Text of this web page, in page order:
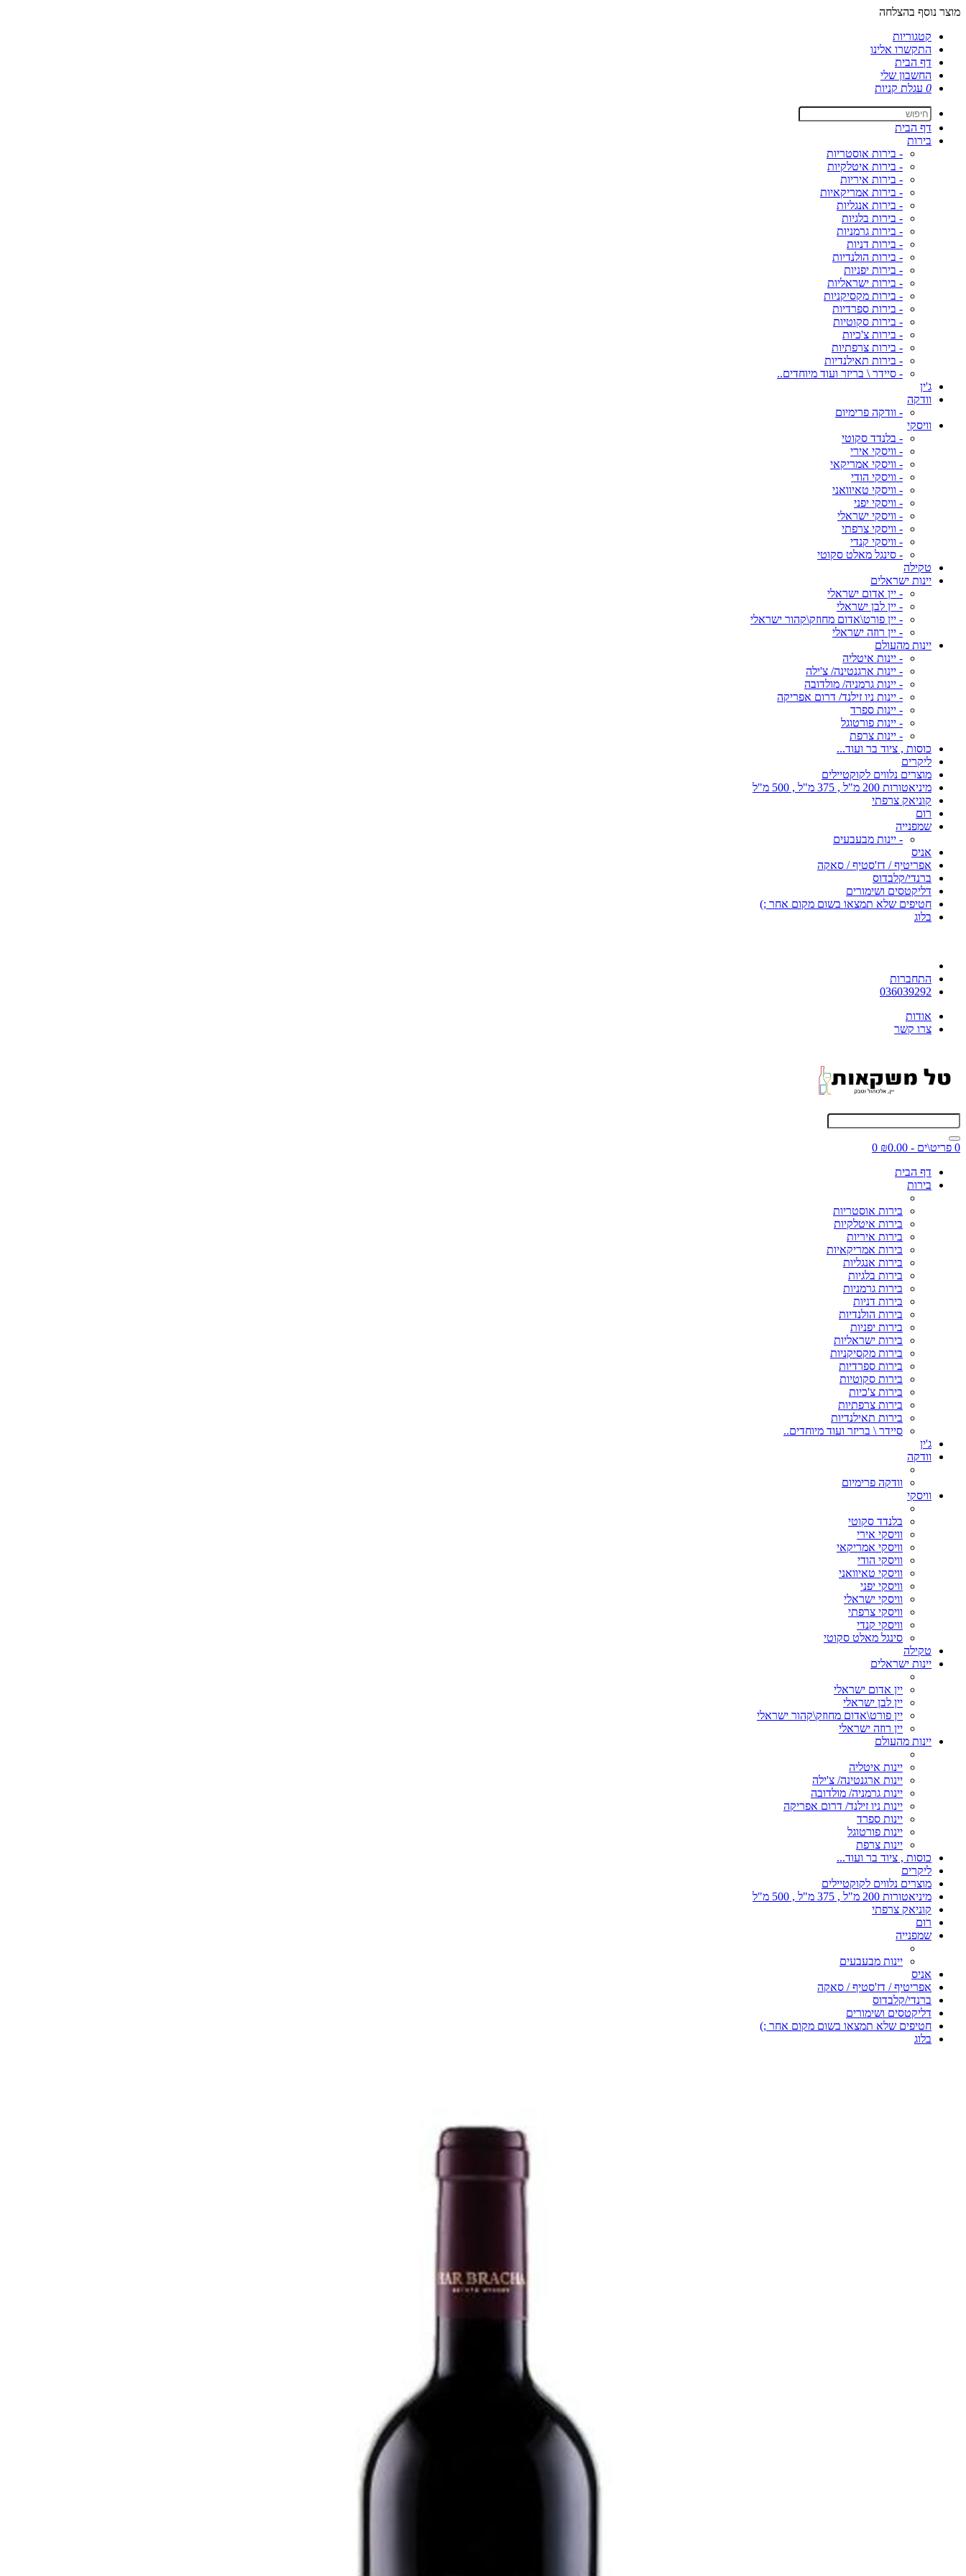
מוצר נוסף בהצלחה
קטגוריות
התקשרו אלינו
דף הבית
החשבון שלי
0 עגלת קניות
דף הבית
בירות
- בירות אוסטריות
- בירות איטלקיות
- בירות איריות
- בירות אמריקאיות
- בירות אנגליות
- בירות בלגיות
- בירות גרמניות
- בירות דניות
- בירות הולנדיות
- בירות יפניות
- בירות ישראליות
- בירות מקסיקניות
- בירות ספרדיות
- בירות סקוטיות
- בירות צ'כיות
- בירות צרפתיות
- בירות תאילנדיות
- סיידר \ בריזר ועוד מיוחדים..
ג'ין
וודקה
- וודקה פרימיום
וויסקי
- בלנדד סקוטי
- וויסקי אירי
- וויסקי אמריקאי
- וויסקי הודי
- וויסקי טאיוואני
- וויסקי יפני
- וויסקי ישראלי
- וויסקי צרפתי
- וויסקי קנדי
- סינגל מאלט סקוטי
טקילה
יינות ישראלים
- יין אדום ישראלי
- יין לבן ישראלי
- יין פורט\אדום מחוזק\קהור ישראלי
- יין רוזה ישראלי
יינות מהעולם
- יינות איטליה
- יינות ארגנטינה/ צ'ילה
- יינות גרמניה/ מולדובה
- יינות ניו זילנד/ דרום אפריקה
- יינות ספרד
- יינות פורטוגל
- יינות צרפת
כוסות , ציוד בר ועוד...
ליקרים
מוצרים נלווים לקוקטיילים
מיניאטורות 200 מ"ל , 375 מ"ל , 500 מ"ל
קוניאק צרפתי
רום
שמפנייה
- יינות מבעבעים
אניס
אפריטיף / דז'סטיף / סאקה
ברנדי/קלבדוס
דליקטסים ושימורים
חטיפים שלא תמצאו בשום מקום אחר ;)
בלוג
התחברות
036039292
אודות
צרו קשר
0 פריט\ים - ₪0.00
0
דף הבית
בירות
בירות אוסטריות
בירות איטלקיות
בירות איריות
בירות אמריקאיות
בירות אנגליות
בירות בלגיות
בירות גרמניות
בירות דניות
בירות הולנדיות
בירות יפניות
בירות ישראליות
בירות מקסיקניות
בירות ספרדיות
בירות סקוטיות
בירות צ'כיות
בירות צרפתיות
בירות תאילנדיות
סיידר \ בריזר ועוד מיוחדים..
ג'ין
וודקה
וודקה פרימיום
וויסקי
בלנדד סקוטי
וויסקי אירי
וויסקי אמריקאי
וויסקי הודי
וויסקי טאיוואני
וויסקי יפני
וויסקי ישראלי
וויסקי צרפתי
וויסקי קנדי
סינגל מאלט סקוטי
טקילה
יינות ישראלים
יין אדום ישראלי
יין לבן ישראלי
יין פורט\אדום מחוזק\קהור ישראלי
יין רוזה ישראלי
יינות מהעולם
יינות איטליה
יינות ארגנטינה/ צ'ילה
יינות גרמניה/ מולדובה
יינות ניו זילנד/ דרום אפריקה
יינות ספרד
יינות פורטוגל
יינות צרפת
כוסות , ציוד בר ועוד...
ליקרים
מוצרים נלווים לקוקטיילים
מיניאטורות 200 מ"ל , 375 מ"ל , 500 מ"ל
קוניאק צרפתי
רום
שמפנייה
יינות מבעבעים
אניס
אפריטיף / דז'סטיף / סאקה
ברנדי/קלבדוס
דליקטסים ושימורים
חטיפים שלא תמצאו בשום מקום אחר ;)
בלוג